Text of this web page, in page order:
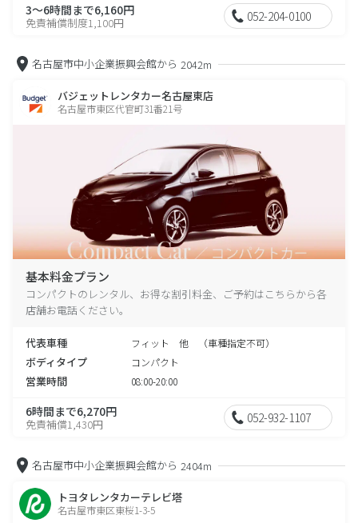
3～6時間まで6,160円
免責補償制度1,100円 052-204-0100
名古屋市中小企業振興会館から 2042m
バジェットレンタカー名古屋東店
名古屋市東区代官町31番21号
基本料金プラン
コンパクトのレンタル、お得な割引料金、ご予約はこちらから各
店舗お電話ください。
代表車種 フィット 他 （車種指定不可）
ボディタイプ コンパクト
営業時間 08:00-20:00
6時間まで6,270円
免責補償1,430円 052-932-1107
名古屋市中小企業振興会館から 2404m
トヨタレンタカーテレビ塔
名古屋市東区東桜1-3-5